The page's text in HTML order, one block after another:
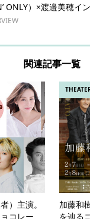
ONLY）×渡邉美穂イ
関連記事一覧
）主演。
コレー
加藤和
を辿る